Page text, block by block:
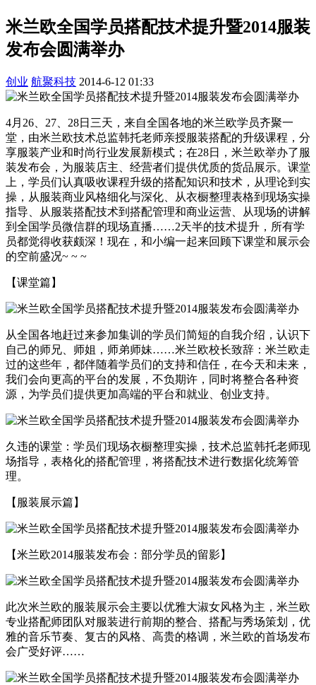
米兰欧全国学员搭配技术提升暨2014服装
发布会圆满举办
创业 航聚科技 2014-6-12 01:33
4月26、27、28日三天，来自全国各地的米兰欧学员齐聚一
堂，由米兰欧技术总监韩托老师亲授服装搭配的升级课程，分
享服装产业和时尚行业发展新模式；在28日，米兰欧举办了服
装发布会，为服装店主、经营者们提供优质的货品展示。课堂
上，学员们认真吸收课程升级的搭配知识和技术，从理论到实
操，从服装商业风格细化与深化、从衣橱整理表格到现场实操
指导、从服装搭配技术到搭配管理和商业运营、从现场的讲解
到全国学员微信群的现场直播……2天半的技术提升，所有学
员都觉得收获颇深！现在，和小编一起来回顾下课堂和展示会
的空前盛况~ ~ ~
【课堂篇】
从全国各地赶过来参加集训的学员们简短的自我介绍，认识下
自己的师兄、师姐，师弟师妹……米兰欧校长致辞：米兰欧走
过的这些年，都伴随着学员们的支持和信任，在今天和未来，
我们会向更高的平台的发展，不负期许，同时将整合各种资
源，为学员们提供更加高端的平台和就业、创业支持。
久违的课堂：学员们现场衣橱整理实操，技术总监韩托老师现
场指导，表格化的搭配管理，将搭配技术进行数据化统筹管
理。
【服装展示篇】
【米兰欧2014服装发布会：部分学员的留影】
此次米兰欧的服装展示会主要以优雅大淑女风格为主，米兰欧
专业搭配师团队对服装进行前期的整合、搭配与秀场策划，优
雅的音乐节奏、复古的风格、高贵的格调，米兰欧的首场发布
会广受好评……